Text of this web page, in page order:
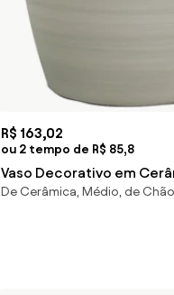
R$ 163,02
ou 2 tempo de R$ 85,8
Vaso Decorativo em
Carolina Haveroth -
De Cerâmica, Médio, de Chão